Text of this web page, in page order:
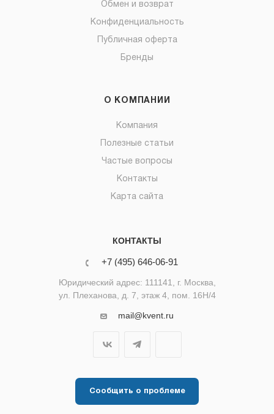
Обмен и возврат
Конфиденциальность
Публичная оферта
Бренды
О КОМПАНИИ
Компания
Полезные статьи
Частые вопросы
Контакты
Карта сайта
КОНТАКТЫ
+7 (495) 646-06-91
Юридический адрес: 111141, г. Москва,
ул. Плеханова, д. 7, этаж 4, пом. 16Н/4
mail@kvent.ru
Сообщить о проблеме